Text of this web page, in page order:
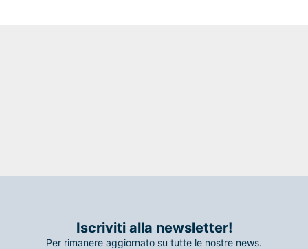
Iscriviti alla newsletter!
Per rimanere aggiornato su tutte le nostre news.